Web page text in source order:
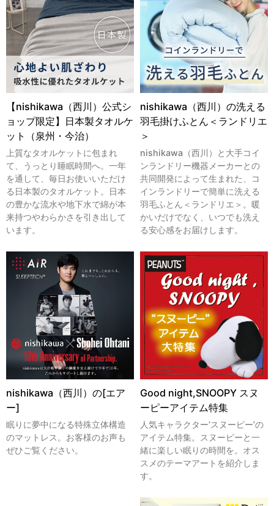
【nishikawa（西川）公式シ
ョップ限定】日本製タオルケ
ット（泉州・今治）
上質なタオルケットに包まれ
て、うっとり睡眠時間へ。一年
を通して、毎日お使いいただけ
る日本製のタオルケット。日本
の豊かな流水や地下水で綿が本
来持つやわらかさを引き出して
います。
nishikawa（西川）の洗える
羽毛掛けふとん＜ランドリエ
＞
nishikawa（西川）と大手コイ
ンランドリー機器メーカーとの
共同開発によって生まれた、コ
インランドリーで簡単に洗える
羽毛ふとん＜ランドリエ＞。暖
かいだけでなく、いつでも洗え
る安心感をお届けします。
nishikawa（西川）の[エア
ー]
眠りに夢中になる特殊立体構造
のマットレス。お客様のお声も
ぜひご覧ください。
Good night,SNOOPY スヌ
ーピーアイテム特集
人気キャラクター’スヌーピー’の
アイテム特集。スヌーピーと一
緒に楽しい眠りの時間を。オス
スメのテーマアートを紹介しま
す。